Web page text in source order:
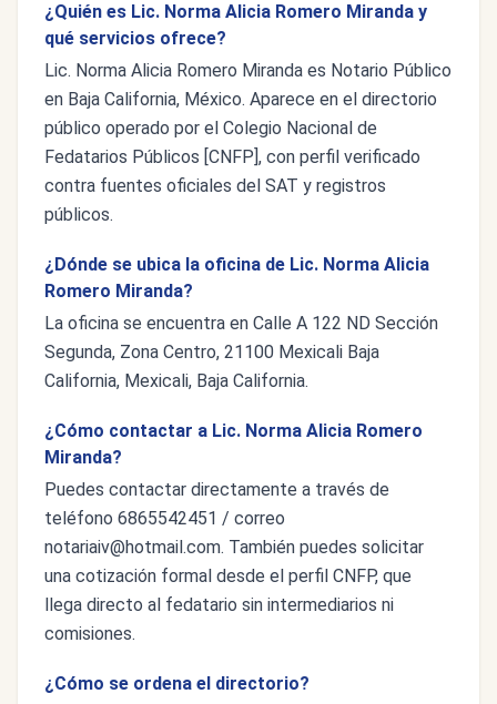
¿Quién es Lic. Norma Alicia Romero Miranda y
qué servicios ofrece?
Lic. Norma Alicia Romero Miranda es Notario Público
en Baja California, México. Aparece en el directorio
público operado por el Colegio Nacional de
Fedatarios Públicos [CNFP], con perfil verificado
contra fuentes oficiales del SAT y registros
públicos.
¿Dónde se ubica la oficina de Lic. Norma Alicia
Romero Miranda?
La oficina se encuentra en Calle A 122 ND Sección
Segunda, Zona Centro, 21100 Mexicali Baja
California, Mexicali, Baja California.
¿Cómo contactar a Lic. Norma Alicia Romero
Miranda?
Puedes contactar directamente a través de
teléfono 6865542451 / correo
notariaiv@hotmail.com. También puedes solicitar
una cotización formal desde el perfil CNFP, que
llega directo al fedatario sin intermediarios ni
comisiones.
¿Cómo se ordena el directorio?